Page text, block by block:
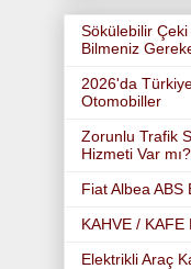
Sökülebilir
Bilmeniz
2026'da
Otomobiller
Zorunlu Trafik
Hizmeti Var mı?
Fiat Albea ABS
KAHVE / KAFE
Elektrikli Araç